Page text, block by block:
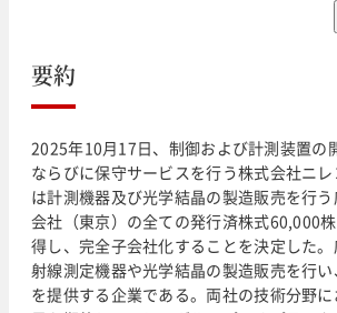
要約
2025年10月17日、制御および計測装置の
ならびに保守サービスを行う株式会社ニレ
は計測機器及び光学結晶の製造販売を行
会社（東京）の全ての発行済株式60,000
得し、完全子会社化することを決定した
射線測定機器や光学結晶の製造販売を行
を提供する企業である。両社の技術分野